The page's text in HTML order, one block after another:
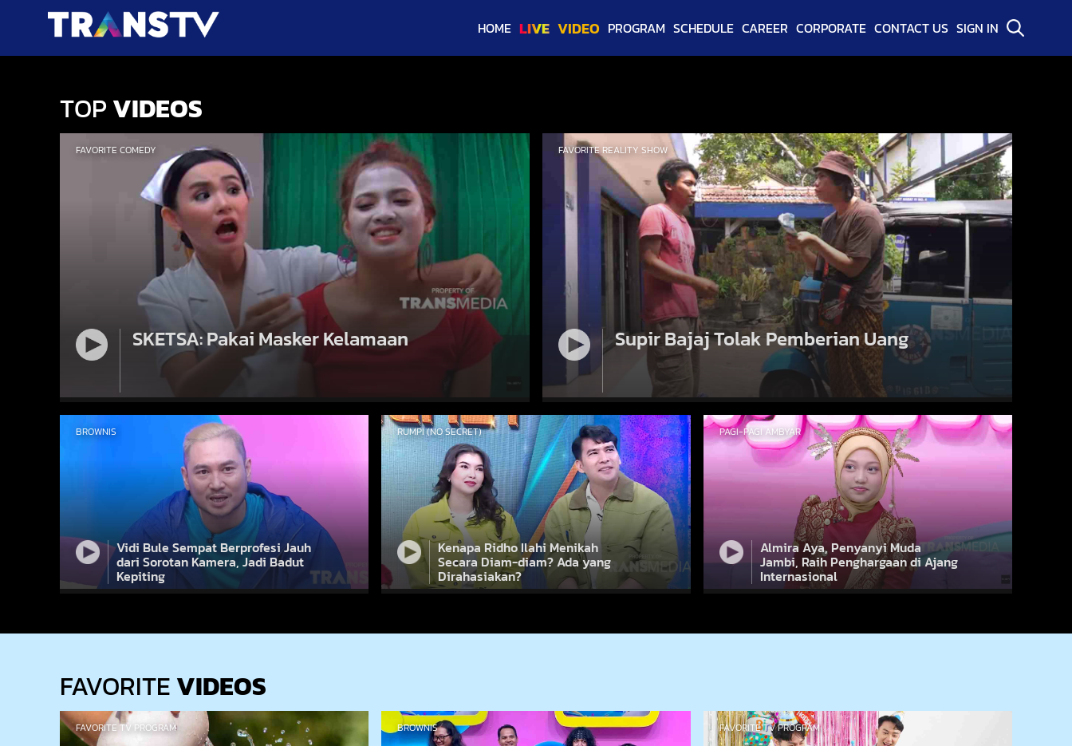
HOME LIVE VIDEO PROGRAM SCHEDULE CAREER CORPORATE CONTACT US SIGN IN
TOPVIDEOS
FAVORITE COMEDY
SKETSA: Pakai Masker Kelamaan
FAVORITE REALITY SHOW
Supir Bajaj Tolak Pemberian Uang
BROWNIS
Vidi Bule Sempat Berprofesi Jauh
dari Sorotan Kamera, Jadi Badut
Kepiting
RUMPI (NO SECRET)
Kenapa Ridho Ilahi Menikah
Secara Diam-diam? Ada yang
Dirahasiakan?
PAGI-PAGI AMBYAR
Almira Aya, Penyanyi Muda
Jambi, Raih Penghargaan di Ajang
Internasional
FAVORITEVIDEOS
FAVORITE TV PROGRAM BROWNIS FAVORITE TV PROGRAM